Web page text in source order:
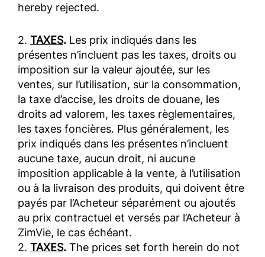
hereby rejected.
2. TAXES. Les prix indiqués dans les
présentes n’incluent pas les taxes, droits ou
imposition sur la valeur ajoutée, sur les
ventes, sur l’utilisation, sur la consommation,
la taxe d’accise, les droits de douane, les
droits ad valorem, les taxes règlementaires,
les taxes foncières. Plus généralement, les
prix indiqués dans les présentes n’incluent
aucune taxe, aucun droit, ni aucune
imposition applicable à la vente, à l’utilisation
ou à la livraison des produits, qui doivent être
payés par l’Acheteur séparément ou ajoutés
au prix contractuel et versés par l’Acheteur à
ZimVie, le cas échéant.
2. TAXES. The prices set forth herein do not